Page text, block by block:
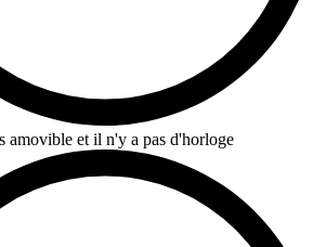
amovible et il n'y a pas d'horloge